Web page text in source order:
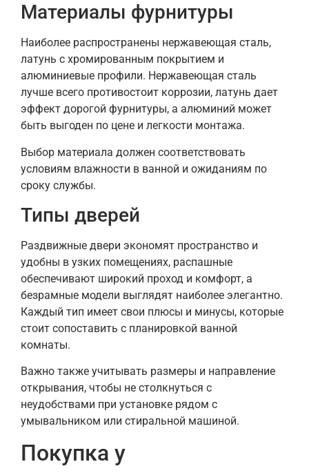
Материалы фурнитуры
Наиболее распространены нержавеющая сталь,
латунь с хромированным покрытием и
алюминиевые профили. Нержавеющая сталь
лучше всего противостоит коррозии, латунь дает
эффект дорогой фурнитуры, а алюминий может
быть выгоден по цене и легкости монтажа.
Выбор материала должен соответствовать
условиям влажности в ванной и ожиданиям по
сроку службы.
Типы дверей
Раздвижные двери экономят пространство и
удобны в узких помещениях, распашные
обеспечивают широкий проход и комфорт, а
безрамные модели выглядят наиболее элегантно.
Каждый тип имеет свои плюсы и минусы, которые
стоит сопоставить с планировкой ванной
комнаты.
Важно также учитывать размеры и направление
открывания, чтобы не столкнуться с
неудобствами при установке рядом с
умывальником или стиральной машиной.
Покупка у